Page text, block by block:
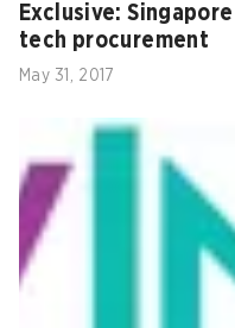
Exclusive:
tech procurement
May 31, 2017